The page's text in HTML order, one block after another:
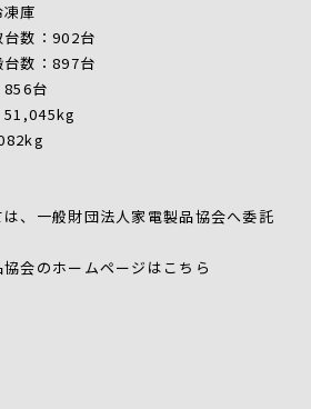
庫
数：902台
数：897台
856台
51,045kg
、一般財団法人家電製品協会へ委託
会のホームページは こちら